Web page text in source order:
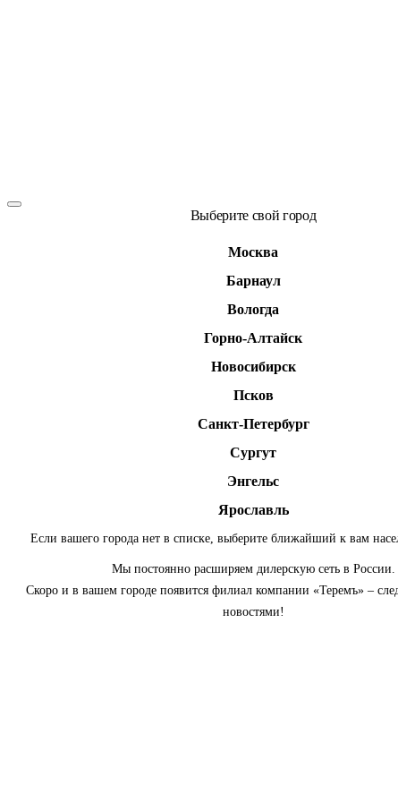
Выберите свой город
Москва
Барнаул
Вологда
Горно-Алтайск
Новосибирск
Псков
Санкт-Петербург
Сургут
Энгельс
Ярославль
Если вашего города нет в списке, выберите ближайший к вам
Мы постоянно расширяем дилерскую сеть в России.
Скоро и в вашем городе появится филиал компании «Теремъ» –
новостями!